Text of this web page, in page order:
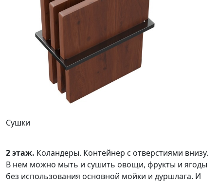
Сушки
2 этаж. Коландеры. Контейнер с отверстиями внизу.
В нем можно мыть и сушить овощи, фрукты и ягоды
без использования основной мойки и дуршлага. И